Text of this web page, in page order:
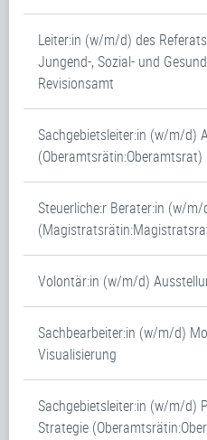
Leiter:in (w/m/d) des
Jungend-, Sozial- und
Revisionsamt
Sachgebietsleiter:in (w/m/d)
(Oberamtsrätin:Oberamtsrat)
Steuerliche:r Berater:in (w/m/
Volontär:in (w/m/d)
Sachbearbeiter:in (w/m/d)
Visualisierung
Sachgebietsleiter:in (w/m/d)
Strategie